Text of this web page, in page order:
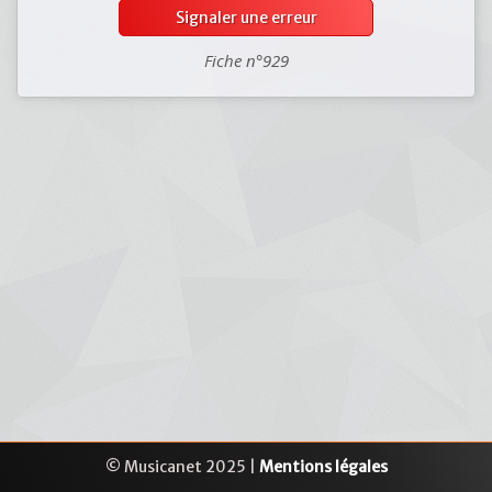
Signaler une erreur
Fiche n°929
© Musicanet 2025 | Mentions légales